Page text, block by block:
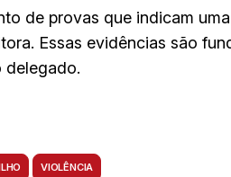
de provas que indicam
Essas evidências são
delegado.
VIOLÊNCIA